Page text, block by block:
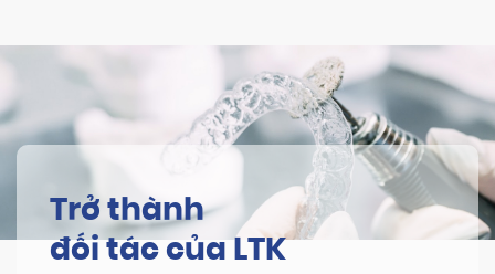
Trở thành
đối tác của LTK